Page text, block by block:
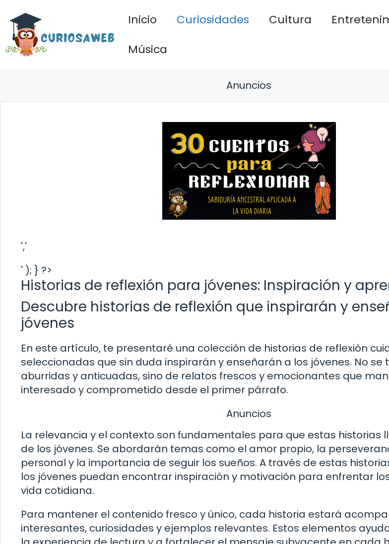
contenido
Inicio Curiosidades Cultura
Música
Anuncios
','
' ); } ?>
Historias de reflexión para jóvenes: Inspiración y
Descubre historias de reflexión que inspirarán y
jóvenes
En este artículo, te presentaré una colección de historias de reflexión
seleccionadas que sin duda inspirarán y enseñarán a los jóvenes. No se
aburridas y anticuadas, sino de relatos frescos y emocionantes que
interesado y comprometido desde el primer párrafo.
Anuncios
La relevancia y el contexto son fundamentales para que estas historias
de los jóvenes. Se abordarán temas como el amor propio, la
personal y la importancia de seguir los sueños. A través de estas
los jóvenes puedan encontrar inspiración y motivación para enfrentar
vida cotidiana.
Para mantener el contenido fresco y único, cada historia estará
interesantes, curiosidades y ejemplos relevantes. Estos elementos